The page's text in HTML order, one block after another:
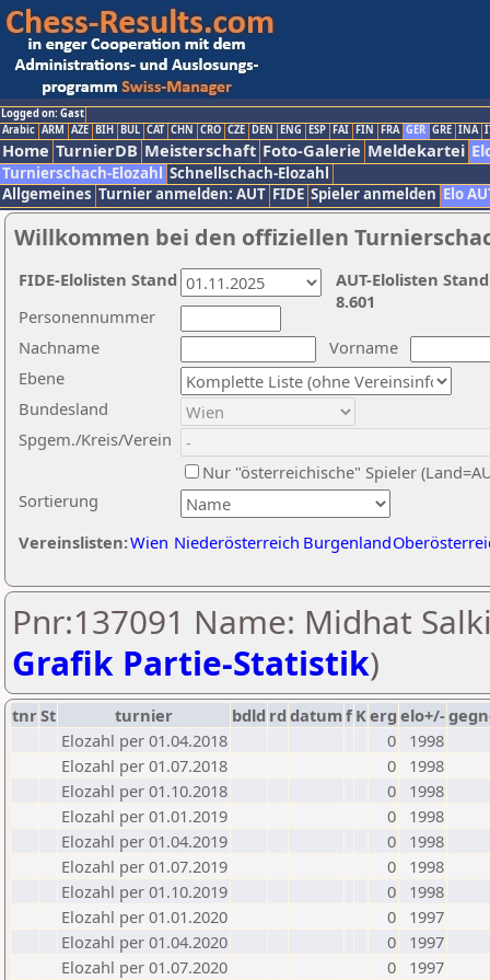
Logged on: Gast
Arabic ARM AZE BIH BUL CAT CHN CRO CZE DEN ENG ESP FAI FIN FRA GER GRE INA
Home TurnierDB Meisterschaft Foto-Galerie Meldekartei
Turnierschach-Elozahl Schnellschach-Elozahl
Allgemeines Turnier anmelden: AUT FIDE Spieler anmelden Elo
Willkommen bei den offiziellen
Nachname
Vorname
Ebene
Sortierung
Personennummer
Bundesland
Spgem./Kreis/Verein
Nur "österreichische" Spieler
Vereinslisten:Wien Niederösterreich Burgenland
AUT-Elolisten
8.601
FIDE-Elolisten Stand
Pnr:137091 Name: Midhat
Grafik Partie-Statistik)
tnrSt turnier bdld rd datumf Kerg elo+/-
Elozahl per 01.04.2018
0
1998
Elozahl per 01.07.2018
0
1998
Elozahl per 01.10.2018
0
1998
Elozahl per 01.01.2019
0
1998
Elozahl per 01.04.2019
0
1998
Elozahl per 01.07.2019
0
1998
Elozahl per 01.10.2019
0
1998
Elozahl per 01.01.2020
0
1997
Elozahl per 01.04.2020
0
1997
Elozahl per 01.07.2020
0
1997